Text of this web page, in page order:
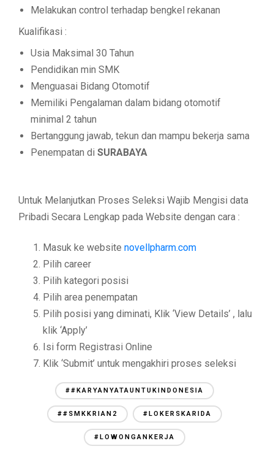
Melakukan control terhadap bengkel rekanan
Kualifikasi :
Usia Maksimal 30 Tahun
Pendidikan min SMK
Menguasai Bidang Otomotif
Memiliki Pengalaman dalam bidang otomotif
minimal 2 tahun
Bertanggung jawab, tekun dan mampu bekerja sama
Penempatan di SURABAYA
Untuk Melanjutkan Proses Seleksi Wajib Mengisi data
Pribadi Secara Lengkap pada Website dengan cara :
Masuk ke website novellpharm.com
Pilih career
Pilih kategori posisi
Pilih area penempatan
Pilih posisi yang diminati, Klik ‘View Details’ , lalu
klik ‘Apply’
Isi form Registrasi Online
Klik ‘Submit’ untuk mengakhiri proses seleksi
##KARYANYATAUNTUKINDONESIA
##SMKKRIAN2 #LOKERSKARIDA
#LOWONGANKERJA